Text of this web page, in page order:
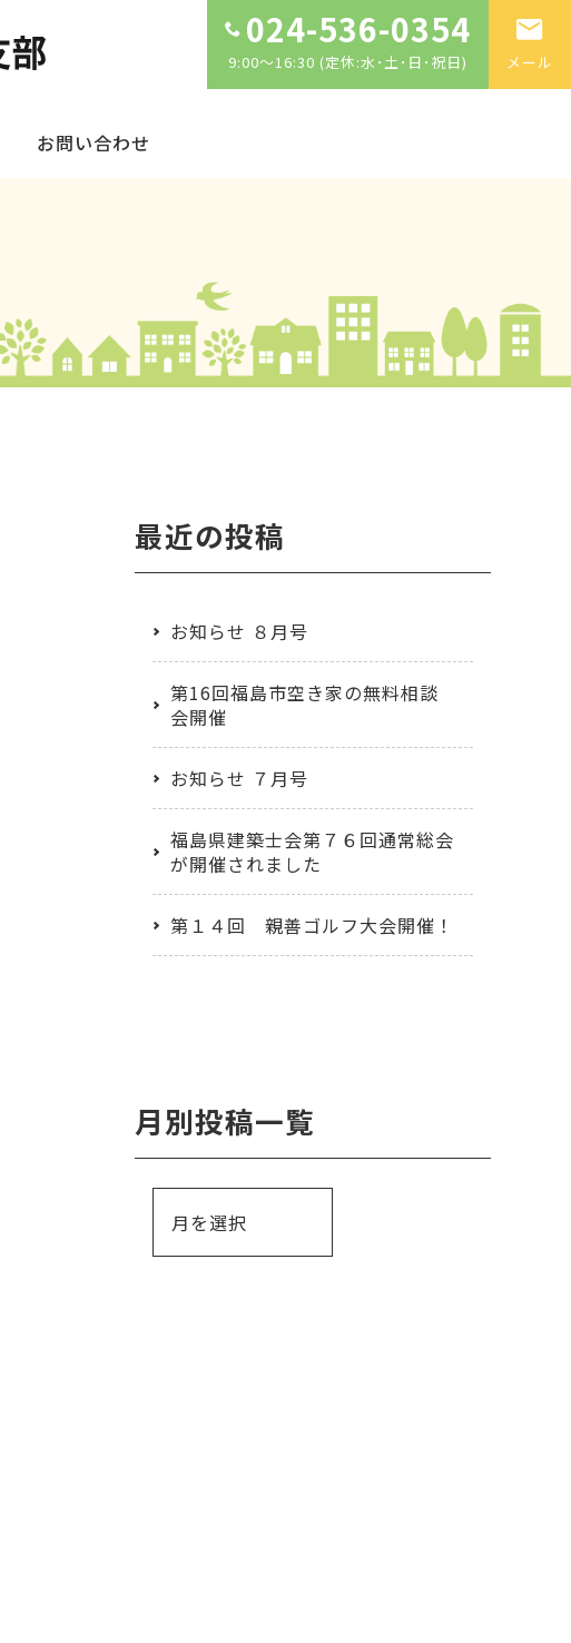
024-536-0354
9:00～16:30 (定休:水･土･日･祝日) メール
お問い合わせ
最近の投稿
お知らせ ８月号
第16回福島市空き家の無料相談
会開催
お知らせ ７月号
福島県建築士会第７６回通常総会
が開催されました
第１４回 親善ゴルフ大会開催！
月別投稿一覧